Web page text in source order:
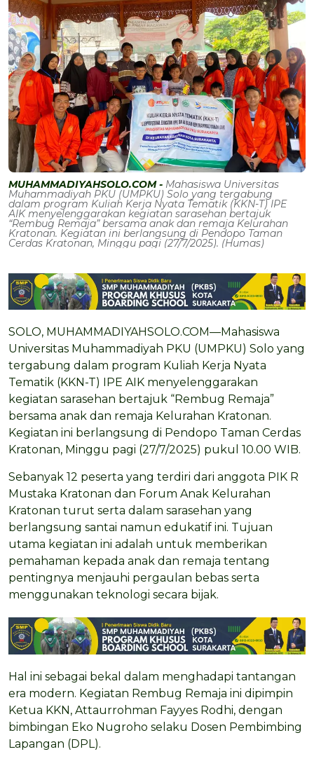
MUHAMMADIYAHSOLO.COM - Mahasiswa Universitas
Muhammadiyah PKU (UMPKU) Solo yang tergabung
dalam program Kuliah Kerja Nyata Tematik (KKN-T) IPE
AIK menyelenggarakan kegiatan sarasehan bertajuk
“Rembug Remaja” bersama anak dan remaja Kelurahan
Kratonan. Kegiatan ini berlangsung di Pendopo Taman
Cerdas Kratonan, Minggu pagi (27/7/2025). (Humas)
SOLO, MUHAMMADIYAHSOLO.COM—Mahasiswa
Universitas Muhammadiyah PKU (UMPKU) Solo yang
tergabung dalam program Kuliah Kerja Nyata
Tematik (KKN-T) IPE AIK menyelenggarakan
kegiatan sarasehan bertajuk “Rembug Remaja”
bersama anak dan remaja Kelurahan Kratonan.
Kegiatan ini berlangsung di Pendopo Taman Cerdas
Kratonan, Minggu pagi (27/7/2025) pukul 10.00 WIB.
Sebanyak 12 peserta yang terdiri dari anggota PIK R
Mustaka Kratonan dan Forum Anak Kelurahan
Kratonan turut serta dalam sarasehan yang
berlangsung santai namun edukatif ini. Tujuan
utama kegiatan ini adalah untuk memberikan
pemahaman kepada anak dan remaja tentang
pentingnya menjauhi pergaulan bebas serta
menggunakan teknologi secara bijak.
Hal ini sebagai bekal dalam menghadapi tantangan
era modern. Kegiatan Rembug Remaja ini dipimpin
Ketua KKN, Attaurrohman Fayyes Rodhi, dengan
bimbingan Eko Nugroho selaku Dosen Pembimbing
Lapangan (DPL).